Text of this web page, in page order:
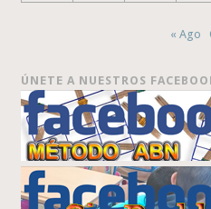
« Ago
ÚNETE A NUESTROS